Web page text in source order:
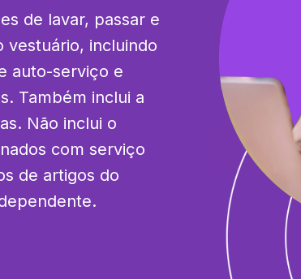
de lavar, passar e
vestuário, incluindo
auto-serviço e
Também inclui a
Não inclui o
com serviço
de artigos do